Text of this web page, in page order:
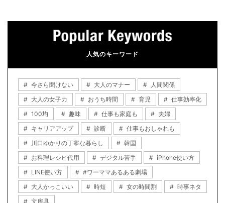
人気のキーワード
今さら聞けない 大人のマナー
人間関係
大人の女子力
おうち時間 育児
仕事効率化
100均
趣味 仕事も家庭も
夫婦
キャリアアップ
診断
仕事もおしゃれも
川口ゆかりの丁寧な暮らし
韓国
お料理レシピ代用
デジタル苦手
iPhone使い方
LINE使い方
#ワーママあるある劇場
大人かっこいい
時短 女の時間割
時事ネタ
文房具